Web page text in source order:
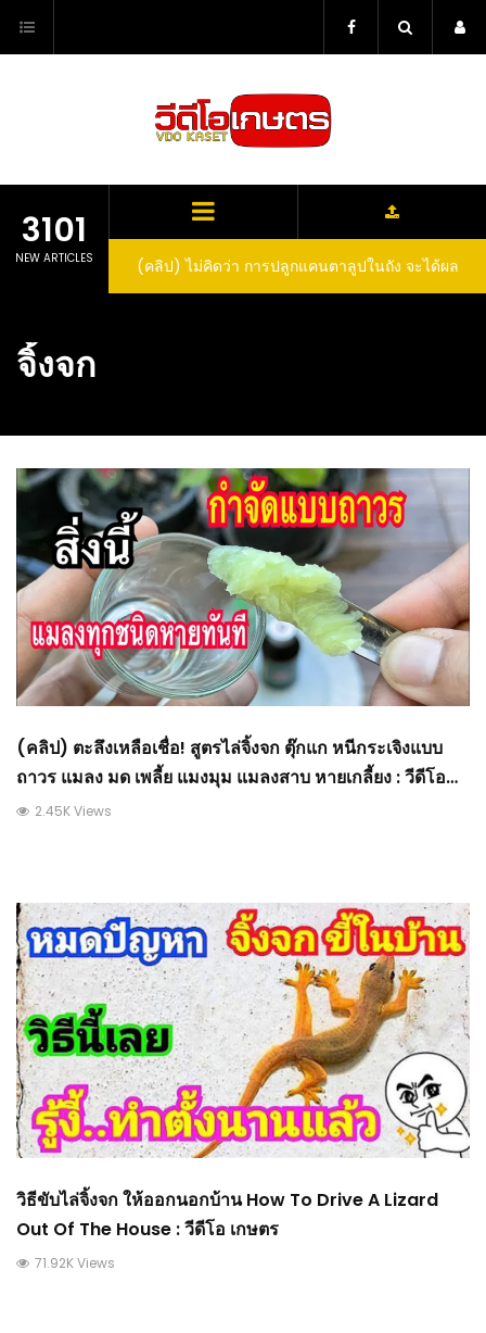
content
3101
NEW ARTICLES
(คลิป) ไม่คิดว่า การปลูกแคนตาลูปในถัง จะได้ผล
ลูกโตและหวานขนาดนี้ I didn’t expect that
(คลิป) วิธีทำไวน์สับปะรด Pineapple Wine
จิ้งจก
(คลิป) ตะลึงเหลือเชื่อ! สูตรไล่จิ้งจก ตุ๊กแก หนีกระเจิงแบบ
ถาวร แมลง มด เพลี้ย แมงมุม แมลงสาบ หายเกลี้ยง : วีดีโอ
เกษตร
2.45K Views
วิธีขับไล่จิ้งจก ให้ออกนอกบ้าน How To Drive A Lizard
Out Of The House : วีดีโอ เกษตร
71.92K Views